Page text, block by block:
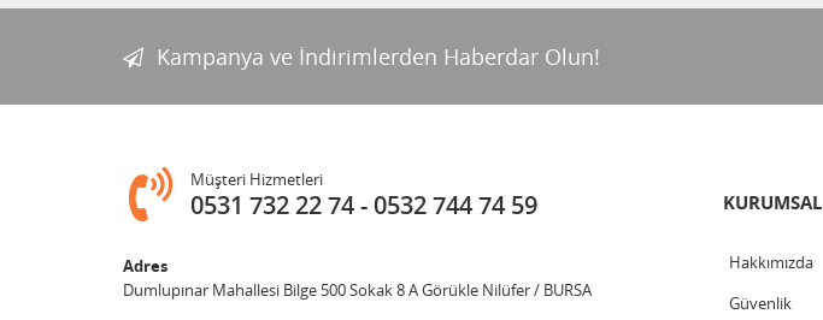
Kampanya ve İndirimlerden Haberdar Olun!
Müşteri Hizmetleri
0531 732 22 74 0532 744 74 59
Adres
Dumlupınar Mahallesi Bilge 500 Sokak 8 A Görükle Nilüfer / BURSA
KURUMSAL
Hakkımızda
Güvenlik